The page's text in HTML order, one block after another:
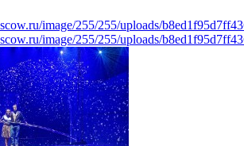
image/255/255/uploads/
image/255/255/uploads/